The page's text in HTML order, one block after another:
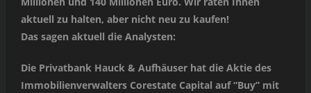
aktuell zu halten, aber nicht neu zu kaufen!
Das sagen aktuell die Analysten:
Die Privatbank Hauck & Aufhäuser hat die Aktie des
Immobilienverwalters Corestate Capital auf “Buy” mit